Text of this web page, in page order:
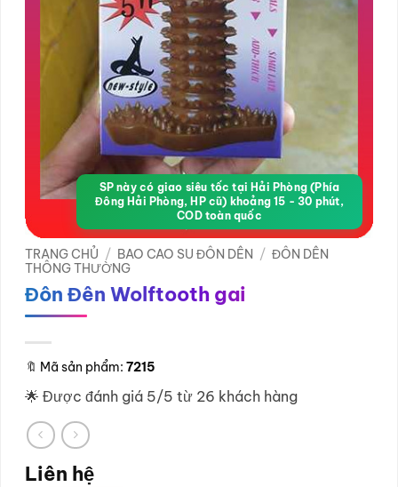
SP này có giao siêu tốc tại Hải Phòng (Phía
Đông Hải Phòng, HP cũ) khoảng 15 - 30 phút,
COD toàn quốc
TRANG CHỦ / BAO CAO SU ĐÔN DÊN / ĐÔN DÊN
THÔNG THƯỜNG
Đôn Đên Wolftooth gai
🔖 Mã sản phẩm: 7215
🌟 Được đánh giá 5/5 từ 26 khách hàng
Liên hệ